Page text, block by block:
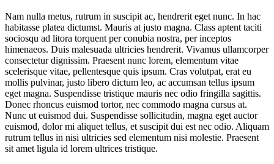
Nam nulla metus, rutrum in suscipit ac, hendrerit eget nunc. In hac
habitasse platea dictumst. Mauris at justo magna. Class aptent taciti
sociosqu ad litora torquent per conubia nostra, per inceptos
himenaeos. Duis malesuada ultricies hendrerit. Vivamus ullamcorper
consectetur dignissim. Praesent nunc lorem, elementum vitae
scelerisque vitae, pellentesque quis ipsum. Cras volutpat, erat eu
mollis pulvinar, justo libero dictum leo, ac accumsan tellus ipsum
eget magna. Suspendisse tristique mauris nec odio fringilla sagittis.
Donec rhoncus euismod tortor, nec commodo magna cursus at.
Nunc ut euismod dui. Suspendisse sollicitudin, magna eget auctor
euismod, dolor mi aliquet tellus, et suscipit dui est nec odio. Aliquam
rutrum tellus in nisi ultricies sed elementum nisi molestie. Praesent
sit amet ligula id lorem ultrices tristique.